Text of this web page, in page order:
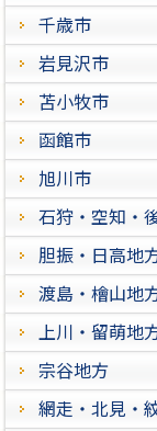
千歳市
岩見沢市
苫小牧市
函館市
旭川市
石狩・空知・
胆振・日高地
渡島・檜山地
上川・留萌地
宗谷地方
網走・北見・